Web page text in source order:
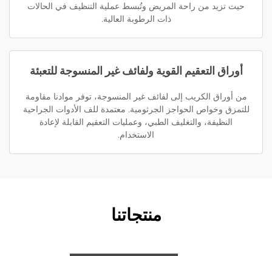
حيث تزيد من راحة المريض وتُبسط عملية التنظيف في الحالات
ذات الرطوبة العالية.
أوراق التعقيم القوية ولفائف غير المنسوجة للتعبئة
من أوراق الكريب إلى لفائف غير المنسوجة، توفر موادنا مقاومة
للتمزق وخواص الحواجز الجرثومية. معتمدة للف الأدوات الجراحية
النظيفة، والتغليف الطبي، وعمليات التعقيم القابلة لإعادة
الاستخدام.
منتجاتنا